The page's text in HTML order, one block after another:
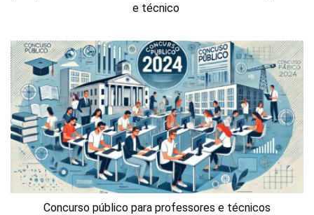
e técnico
Concurso público para professores e técnicos